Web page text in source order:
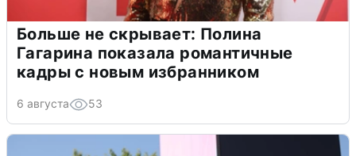
Больше не скрывает: Полина
Гагарина показала романтичные
кадры с новым избранником
6 августа 53